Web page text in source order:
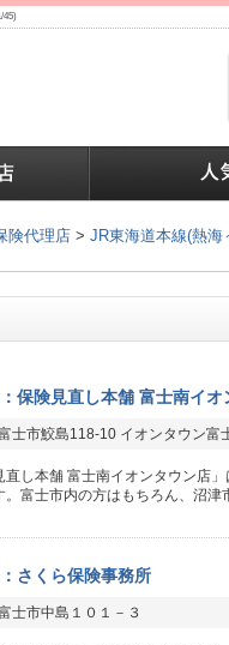
45)
険代理店 > JR東海道本線(熱海
保険見直し本舗 富士南イオ
士市鮫島118-10 イオンタウン富
直し本舗 富士南イオンタウン店
。富士市内の方はもちろん、沼津
さくら保険事務所
士市中島１０１－３